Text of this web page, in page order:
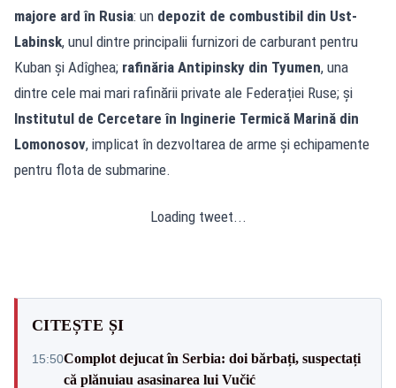
majore ard în Rusia: un depozit de combustibil din Ust-
Labinsk, unul dintre principalii furnizori de carburant pentru
Kuban și Adîghea; rafinăria Antipinsky din Tyumen, una
dintre cele mai mari rafinării private ale Federației Ruse; și
Institutul de Cercetare în Inginerie Termică Marină din
Lomonosov, implicat în dezvoltarea de arme și echipamente
pentru flota de submarine.
Loading tweet...
CITEȘTE ȘI
15:50Complot dejucat în Serbia: doi bărbați, suspectați
că plănuiau asasinarea lui Vučić